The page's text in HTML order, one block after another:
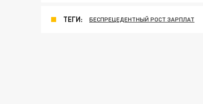
ТЕГИ: БЕСПРЕЦЕДЕНТНЫЙ РОСТ ЗАРПЛАТ